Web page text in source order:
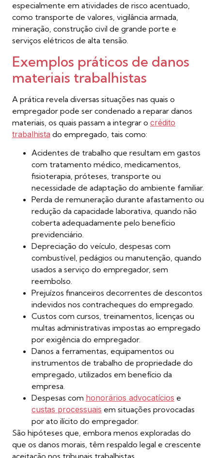
especialmente em atividades de risco acentuado,
como transporte de valores, vigilância armada,
mineração, construção civil de grande porte e
serviços elétricos de alta tensão.
Exemplos práticos de danos
materiais trabalhistas
A prática revela diversas situações nas quais o
empregador pode ser condenado a reparar danos
materiais, os quais passam a integrar o crédito
trabalhista do empregado, tais como:
Acidentes de trabalho que resultam em gastos
com tratamento médico, medicamentos,
fisioterapia, próteses, transporte ou
necessidade de adaptação do ambiente familiar.
Perda de remuneração durante afastamento ou
redução da capacidade laborativa, quando não
coberta adequadamente pelo benefício
previdenciário.
Depreciação do veículo, despesas com
combustível, pedágios ou manutenção, quando
usados a serviço do empregador, sem
reembolso.
Prejuízos financeiros decorrentes de descontos
indevidos nos contracheques do empregado.
Custos com cursos, treinamentos, licenças ou
multas administrativas impostas ao empregado
por exigência do empregador.
Danos a ferramentas, equipamentos ou
instrumentos de trabalho de propriedade do
empregado, utilizados em benefício da
empresa.
Despesas com honorários advocatícios e
custas processuais em situações provocadas
por ato ilícito do empregador.
São hipóteses que, embora menos exploradas do
que os danos morais, têm respaldo legal e crescente